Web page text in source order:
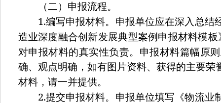
（二）申报流程。
1.编写申报材料。申报单位应在深入总结
造业深度融合创新发展典型案例申报材料模板
对申报材料的真实性负责。申报材料篇幅原
确、观点明确，如有图片资料、获得的主要荣
材料，请一并提供。
2.提交申报材料。申报单位填写《物流业